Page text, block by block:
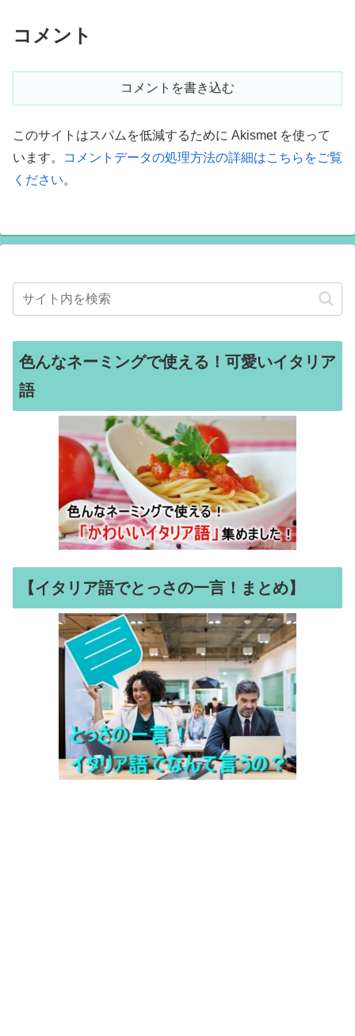
コメント
コメントを書き込む
このサイトはスパムを低減するために Akismet を使って
います。
コメントデータの処理方法の詳細はこちらをご覧
ください。
色んなネーミングで使える！可愛いイタリア
語
【イタリア語でとっさの一言！まとめ】